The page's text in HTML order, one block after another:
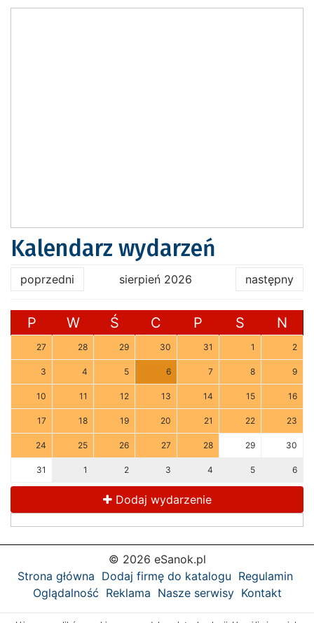
Kalendarz wydarzeń
poprzedni sierpień 2026 następny
P W Ś C P S N
27 28 29 30 31 1 2
3 4 5 6 7 8 9
10 11 12 13 14 15 16
17 18 19 20 21 22 23
24 25 26 27 28 29 30
31 1 2 3 4 5 6
Dodaj wydarzenie
© 2026 eSanok.pl
Strona główna Dodaj firmę do katalogu Regulamin
Oglądalność Reklama Nasze serwisy Kontakt